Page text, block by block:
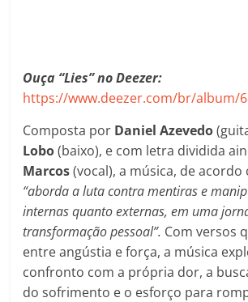
Ouça “Lies” no Deezer:
https://www.deezer.com/br/album/
Composta por Daniel Azevedo
Lobo(baixo), e com letra dividida
Marcos(vocal), a música, de
“aborda a luta contra mentiras e
internas quanto externas, em uma
transformação pessoal”. Com versos
entre angústia e força, a música
confronto com a própria dor, a
do sofrimento e o esforço para